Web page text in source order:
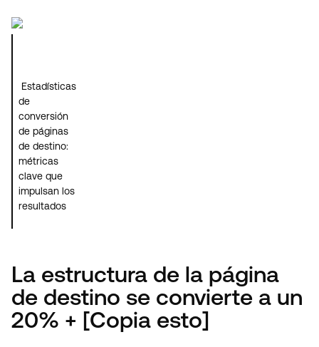
Estadísticas
de
conversión
de páginas
de destino:
métricas
clave que
impulsan los
resultados
La estructura de la página
de destino se convierte a un
20% + [Copia esto]